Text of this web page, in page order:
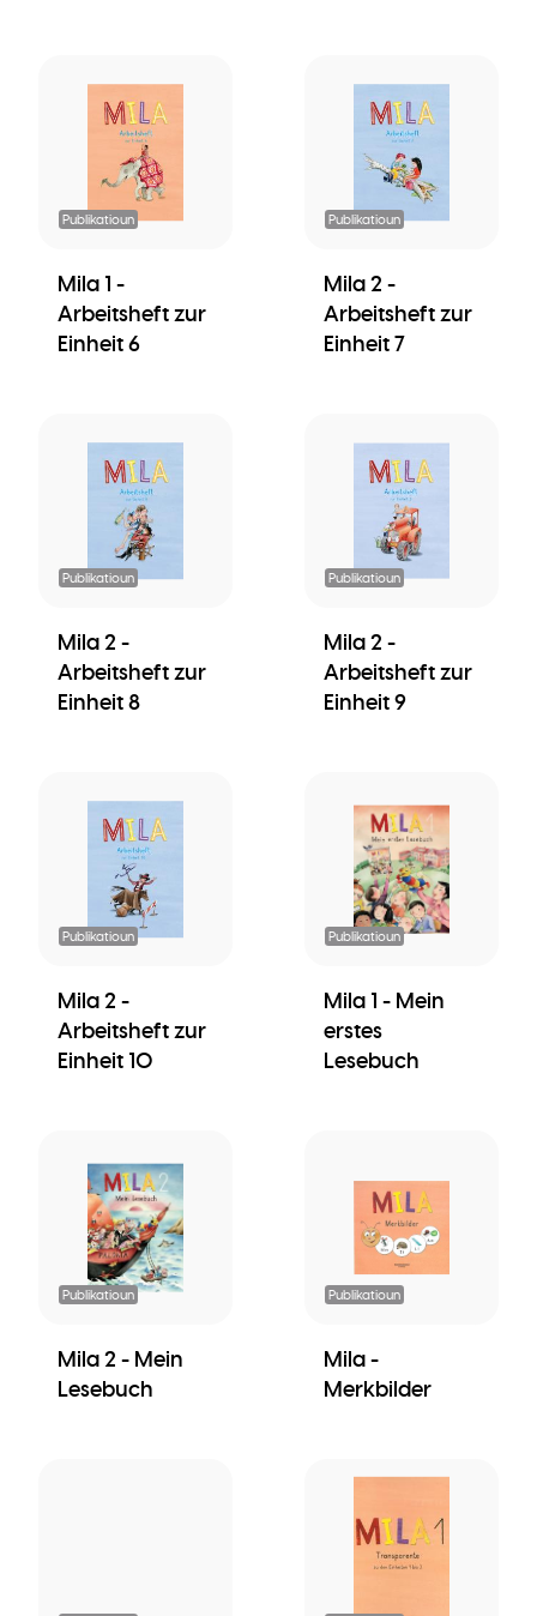
Publikatioun
Mila 1 -
Arbeitsheft zur
Einheit 6
Publikatioun
Mila 2 -
Arbeitsheft zur
Einheit 7
Publikatioun
Mila 2 -
Arbeitsheft zur
Einheit 8
Publikatioun
Mila 2 -
Arbeitsheft zur
Einheit 9
Publikatioun
Mila 2 -
Arbeitsheft zur
Einheit 10
Publikatioun
Mila 1 - Mein
erstes
Lesebuch
Publikatioun
Mila 2 - Mein
Lesebuch
Publikatioun
Mila -
Merkbilder